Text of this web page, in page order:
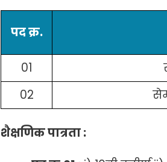
पद क्र.
01
02
शैक्षणिक पात्रता :